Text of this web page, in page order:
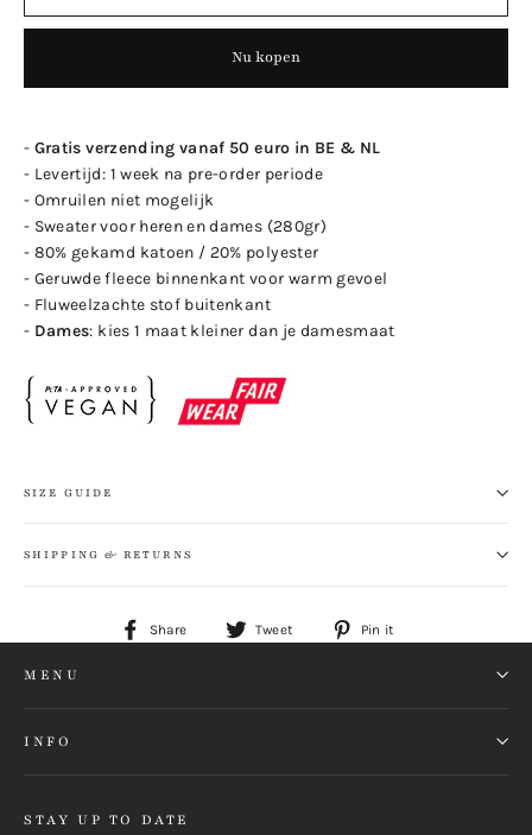
Nu kopen
- Gratis verzending vanaf 50 euro in BE & NL
- Levertijd: 1 week na pre-order periode
- Omruilen niet mogelijk
- Sweater voor heren en dames (280gr)
- 80% gekamd katoen / 20% polyester
- Geruwde fleece binnenkant voor warm gevoel
- Fluweelzachte stof buitenkant
- Dames: kies 1 maat kleiner dan je damesmaat
SIZE GUIDE
SHIPPING & RETURNS
Share
Share Tweet
Tweet
Pin it
MENU
INFO
STAY UP TO DATE